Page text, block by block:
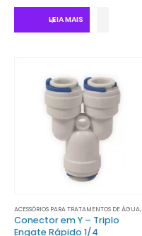
LEIA MAIS
ACESSÓRIOS PARA TRATAMENTOS DE ÁGUA,
Conector em Y – Triplo
Engate Rápido 1/4